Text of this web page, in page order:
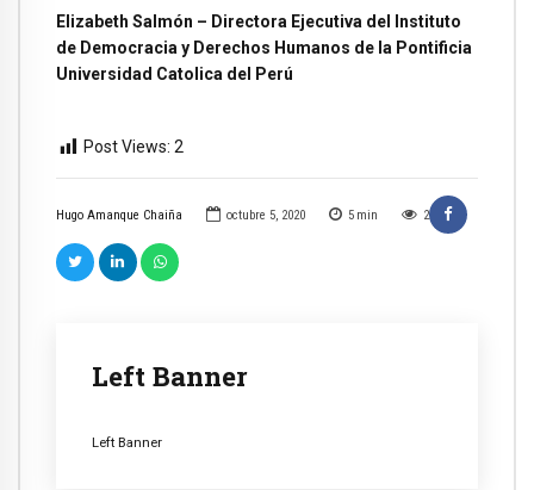
Hugo Amanque Chaiña octubre 5, 2020 5 min 2
Left Banner
Left Banner
Elizabeth Salmón – Directora Ejecutiva del Instituto
de Democracia y Derechos Humanos de la Pontificia
Universidad Catolica del Perú
Post Views: 2